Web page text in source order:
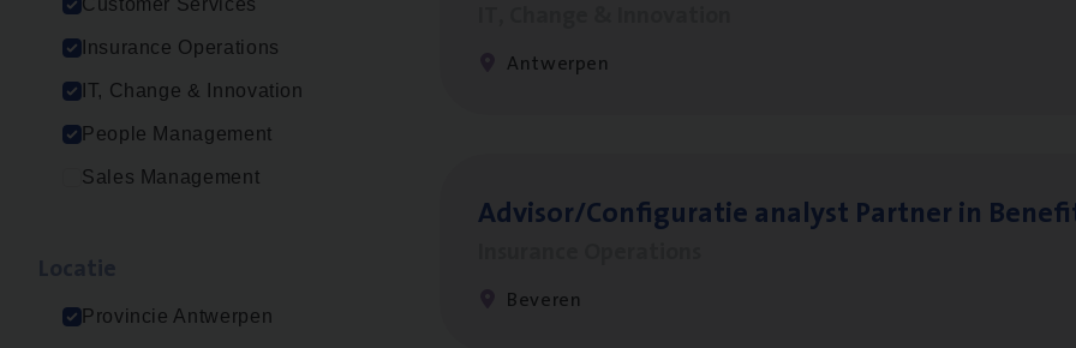
Customer Services
Insurance Operations
IT, Change & Innovation
People Management
Sales Management
Provincie Antwerpen
Antwerpen
Advisor/​Configuratie ana­lyst Part­ner in
Beveren